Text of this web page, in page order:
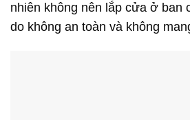
nhiên không nên lắp cửa ở ban
do không an toàn và không